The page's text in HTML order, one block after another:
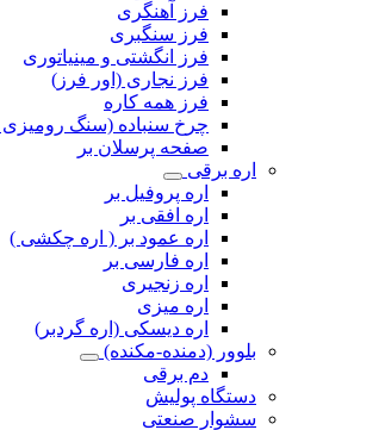
فرز آهنگری
فرز سنگبری
فرز انگشتی و مینیاتوری
فرز نجاری (اور فرز)
فرز همه کاره
چرخ سنباده (سنگ
صفحه پرسلان بر
اره برقی
اره پروفیل بر
اره افقی بر
اره عمود بر ( اره چکشی )
اره فارسی بر
اره زنجیری
اره میزی
اره دیسکی (اره گردبر)
بلوور (دمنده-مکنده)
دم برقی
دستگاه پولیش
سشوار صنعتی